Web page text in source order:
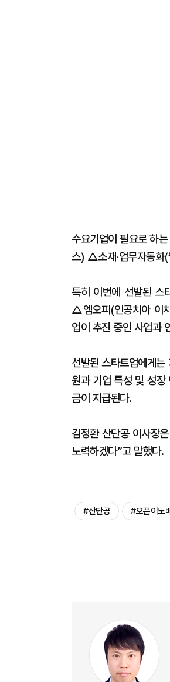
수요기업이 필요로 하
스) △소재·업무자동화
특히 이번에 선발된
△엠오피(인공치아 이
업이 추진 중인 사업과
선발된 스타트업에게는
원과 기업 특성 및 성장
금이 지급된다.
김정환 산단공 이사장
노력하겠다”고 말했다.
#산단공 #오픈이노